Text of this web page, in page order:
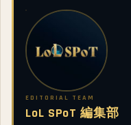
EDITORIAL TEAM
LoL SPoT 編集部